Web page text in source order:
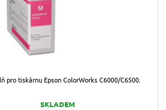
pro tiskárnu Epson ColorWorks C6000/C6500.
SKLADEM